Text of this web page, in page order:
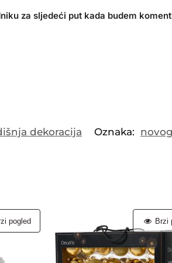
za sljedeći put kada budem
dekoracija Oznaka:
pogled Brzi